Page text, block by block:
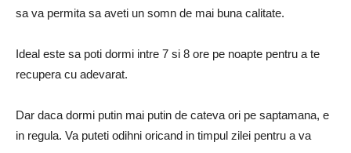
sa va permita sa aveti un somn de mai buna calitate.
Ideal este sa poti dormi intre 7 si 8 ore pe noapte pentru a te
recupera cu adevarat.
Dar daca dormi putin mai putin de cateva ori pe saptamana, e
in regula. Va puteti odihni oricand in timpul zilei pentru a va